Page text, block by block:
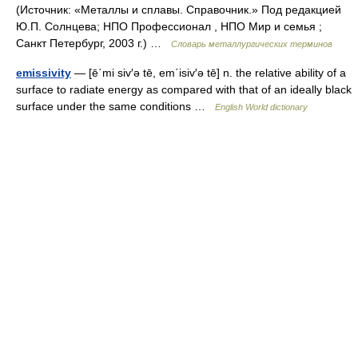
(Источник: «Металлы и сплавы. Справочник.» Под редакцией
Ю.П. Солнцева; НПО Профессионал , НПО Мир и семья ;
Санкт Петербург, 2003 г.) …
Словарь металлургических терминов
emissivity — [ē΄mi siv′ə tē, em΄isiv′ə tē] n. the relative ability of a
surface to radiate energy as compared with that of an ideally black
surface under the same conditions …
English World dictionary